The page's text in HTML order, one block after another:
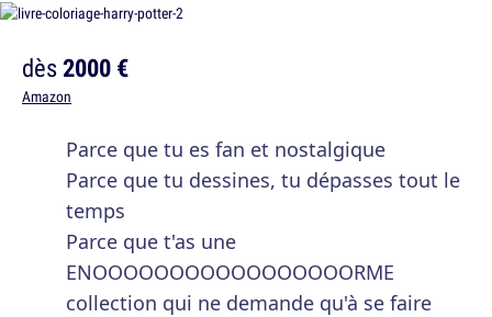
dès2000 €
Amazon
Parce que tu es fan et nostalgique
Parce que tu dessines, tu dépasses tout le
temps
Parce que t'as une
ENOOOOOOOOOOOOOOOOORME
collection qui ne demande qu'à se faire